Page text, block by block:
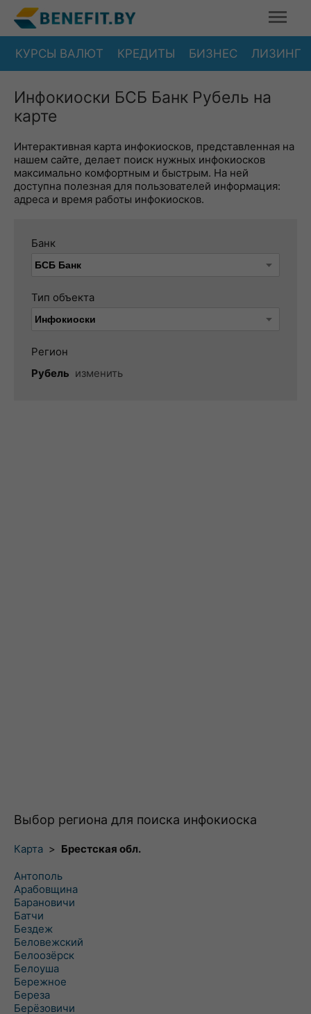
КУРСЫ ВАЛЮТ КРЕДИТЫ БИЗНЕС ЛИЗИНГ
Инфокиоски БСБ Банк Рубель на
карте
Интерактивная карта инфокиосков, представленная на
нашем сайте, делает поиск нужных инфокиосков
максимально комфортным и быстрым. На ней
доступна полезная для пользователей информация:
адреса и время работы инфокиосков.
Банк
Тип объекта
Регион
Рубель изменить
Выбор региона для поиска инфокиоска
Карта > Брестская обл.
Антополь
Арабовщина
Барановичи
Батчи
Бездеж
Беловежский
Белоозёрск
Белоуша
Бережное
Береза
Берёзовичи